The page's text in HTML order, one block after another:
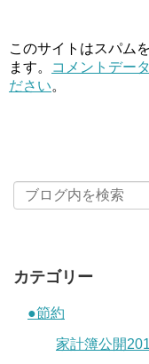
このサイトはスパム
ます。
コメントデー
ださい。
カテゴリー
●節約
家計簿公開